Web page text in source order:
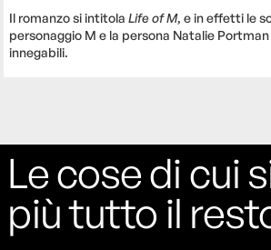
Il romanzo si intitolaLife of M, e in effetti le
personaggio M e la persona Natalie
innegabili.
Le cose di cui
più tutto il